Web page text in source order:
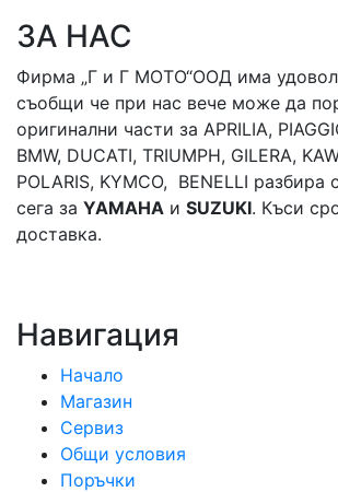
ЗА НАС
Фирма „Г и Г МОТО“ООД има
съобщи че при нас вече може да
оригинални части за APRILIA,
BMW, DUCATI, TRIUMPH, GILERA,
POLARIS, KYMCO, BENELLI разбира
сега за YAMAHA и SUZUKI. Къси
доставка.
Навигация
Начало
Магазин
Сервиз
Общи условия
Поръчки